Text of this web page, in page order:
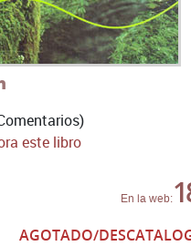
este libro
En la web:
AGOTADO/